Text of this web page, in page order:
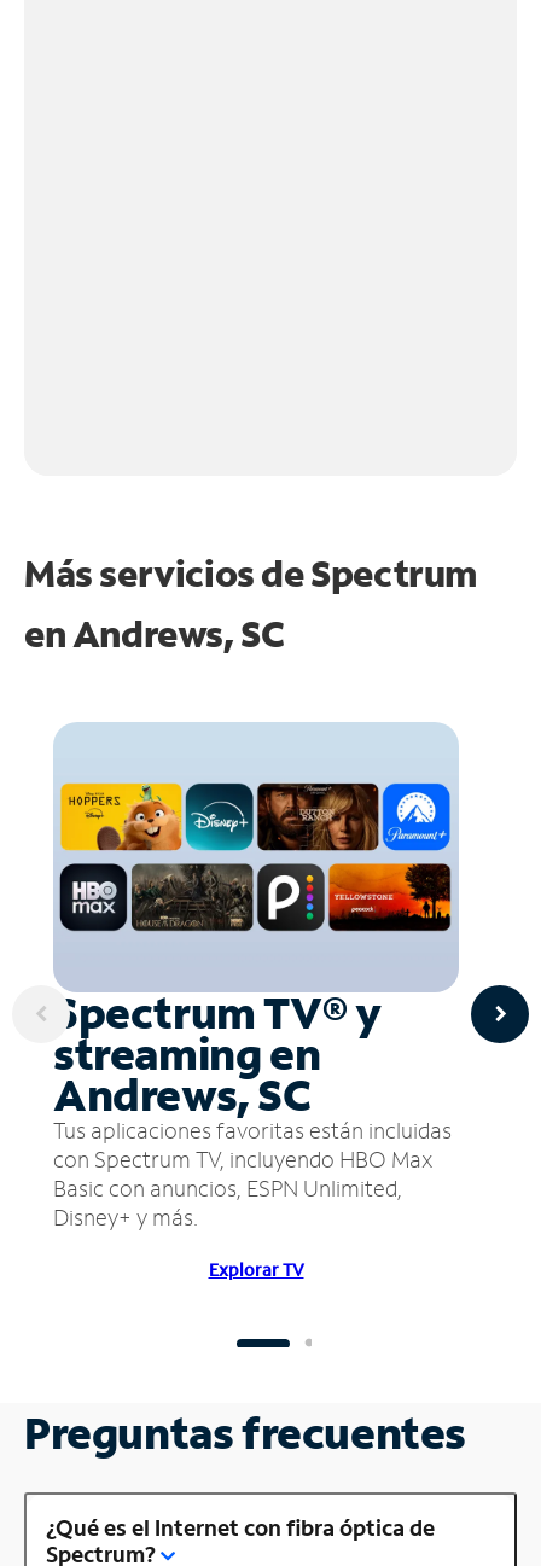
Más servicios de Spectrum
enAndrews, SC
Spectrum TV® y
streaming en
Andrews, SC
Tus aplicaciones favoritas están incluidas
con Spectrum TV, incluyendo HBO Max
Basic con anuncios, ESPN Unlimited,
Disney+ y más.
Explorar TV
Preguntas frecuentes
¿Qué es el Internet con fibra óptica de
Spectrum?